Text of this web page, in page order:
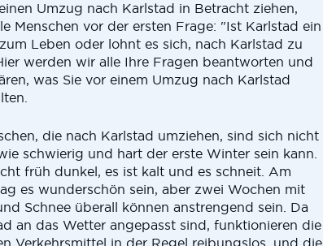
Umzug nach Karlstad in Betracht ziehen,
Menschen vor der ersten Frage: "Ist Karlstad ein
Leben oder lohnt es sich, nach Karlstad zu
werden wir alle Ihre Fragen beantworten und
was Sie vor einem Umzug nach Karlstad
die nach Karlstad umziehen, sind sich nicht
schwierig und hart der erste Winter sein kann.
früh dunkel, es ist kalt und es schneit. Am
es wunderschön sein, aber zwei Wochen mit
Schnee überall können anstrengend sein. Da
an das Wetter angepasst sind, funktionieren die
Verkehrsmittel in der Regel reibungslos, und die